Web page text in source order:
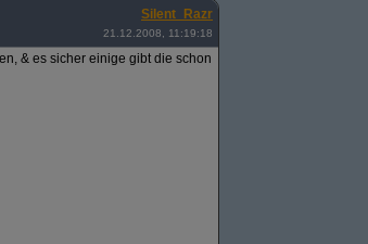
Silent_Razr
21.12.2008, 11:19:18
& es sicher einige gibt die schon